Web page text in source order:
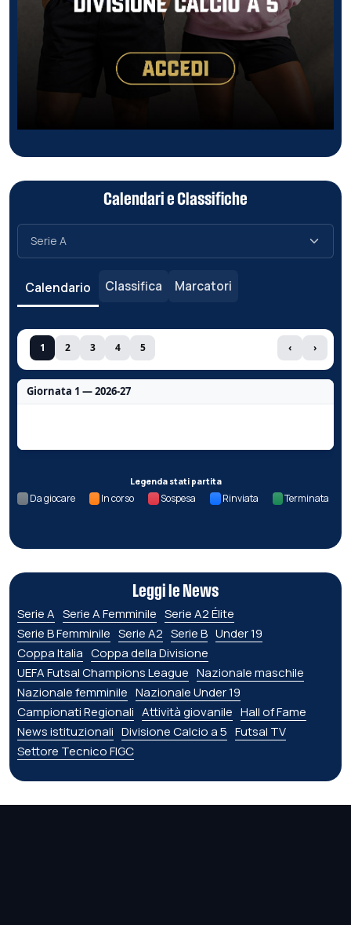
Calendari e Classifiche
Calendario Classifica Marcatori
1 2 3 4 5 ‹ ›
Giornata 1 — 2026-27
Legenda stati partita
Da giocare In corso Sospesa Rinviata Terminata
Leggi le News
Serie A Serie A Femminile Serie A2 Élite
Serie B Femminile Serie A2 Serie B Under 19
Coppa Italia Coppa della Divisione
UEFA Futsal Champions League Nazionale maschile
Nazionale femminile Nazionale Under 19
Campionati Regionali Attività giovanile Hall of Fame
News istituzionali Divisione Calcio a 5 Futsal TV
Settore Tecnico FIGC